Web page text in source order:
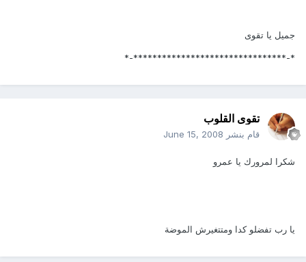
جميل يا تقوى
*-********************************-*
تقوى القلوب
قام بنشر June 15, 2008
شكرا لمرورك يا عمرو
يا رب تفضلو كدا ومتتغيرش الموضة